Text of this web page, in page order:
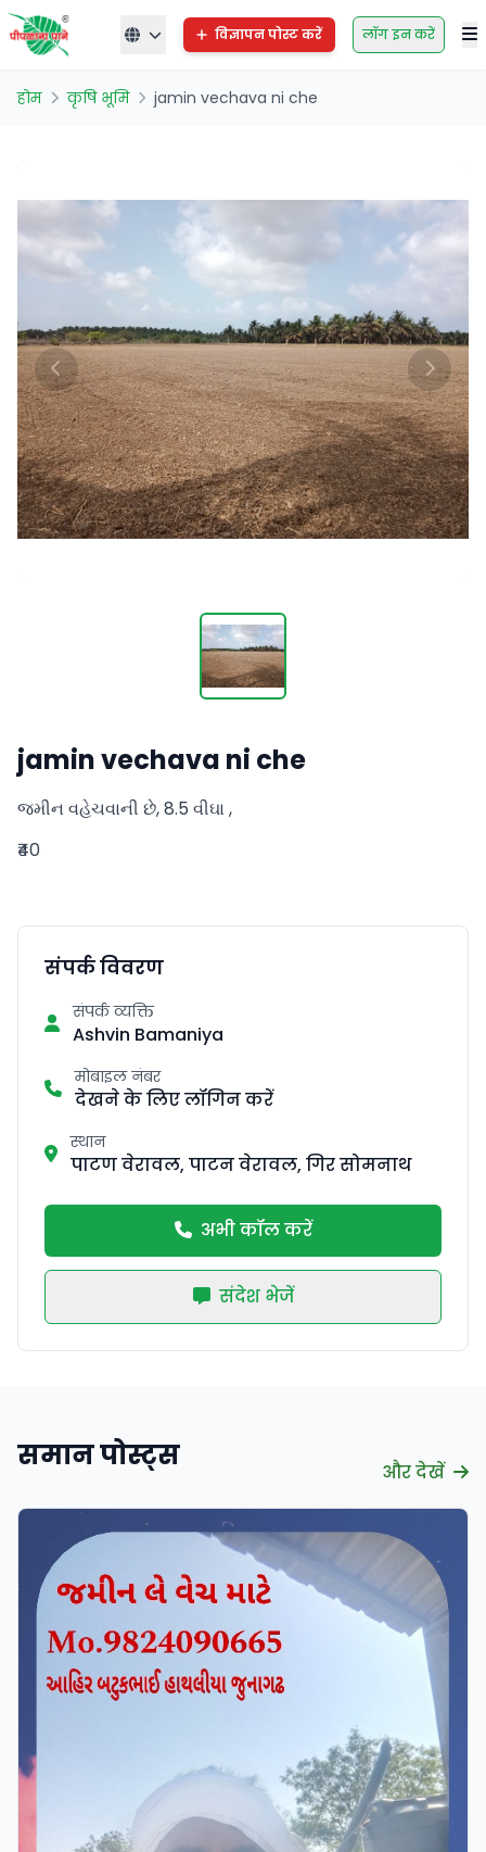
विज्ञापन पोस्ट करें लॉग इन करें
होम कृषि भूमि jamin vechava ni che
jamin vechava ni che
જમીન વહેચવાની છે, 8.5 વીઘા ,
₹40
संपर्क विवरण
संपर्क व्यक्ति
Ashvin Bamaniya
मोबाइल नंबर
देखने के लिए लॉगिन करें
स्थान
पाटण वेरावल, पाटन वेरावल, गिर सोमनाथ
अभी कॉल करें
संदेश भेजें
समान पोस्ट्स और देखें